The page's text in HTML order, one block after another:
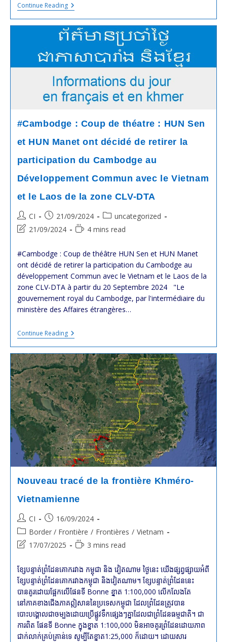
Continue ReadingEspace
Maritime
Contesté
Par
La
Et
Le
#Cambodge
:
Quelques
Articles
À
#Cambodge : Coup de théatre : HUN Sen
et HUN Manet ont décidé de retirer la
participation du Cambodge au
Développement Commun avec le Vietnam
et le Laos de la zone CLV-DTA
Post
author:
CI
Post
published:
21/09/2024
Post
category:
uncategorized
Post
modified:
21/09/2024
Reading4 mins read
#Cambodge : Coup de théâtre HUN Sen et HUN Manet
ont décidé de retirer la participation du Cambodge au
développement Commun avec le Vietnam et le Laos de la
zone CLV-DTA à partir du 20 Septembre 2024 "Le
gouvernement royal du Cambodge, par l'intermédiaire du
ministère des Affaires étrangères…
Continue Reading#Cambodge
:
Coup
De
Théatre
:
HUN
Sen
Et
HUN
Manet
Ont
Décidé
De
Retirer
La
Participation
Cambodge
Au
Développement
Commun
Le
Vietnam
Et
Le
La
Zone
CLV-
DTA
Nouveau tracé de la frontière Khméro-
Vietnamienne
Post
author:
CI
Post
published:
16/09/2024
Post
category:
Border / Frontière / Frontières / Vietnam
Post
modified:
17/07/2025
Reading3 mins read
ខ្សែបន្ទាត់​​ព្រំដែនគោករវាង កម្ពុជា និង វៀតណាម ថ្ងៃនេះ យើងផ្សព្វផ្សាយអំពី
ខ្សែបន្ទាត់ព្រំដែនគោករវាងកម្ពុជា និងវៀតណាម។ ខ្សែបន្ទាត់ព្រំដែននេះ
បានគូរដោយផ្អែកលើផែនទី Bonne ខ្នាត 1:100,000 លើកលែងតែ
នៅភាគខាងជើងភាគឦសាននៃប្រទេសកម្ពុជា ដែលព្រំដែនត្រូវបាន
បោះបង្គោលជាចម្បងដោយប្រើផ្លូវទឹកផ្សេងៗគ្នាដែលជាព្រំដែនធម្មជាតិ។ ជា
ការពិត ផែនទី Bonne ក្នុងខ្នាត 1:100,000 មិនអាចគូរព្រំដែនដោយភាព
ជាក់លាក់គ្រប់គ្រាន់ទេ សូម្បីតែខ្នាត1:25,000 ក៏ដោយ។ ដោយសារ